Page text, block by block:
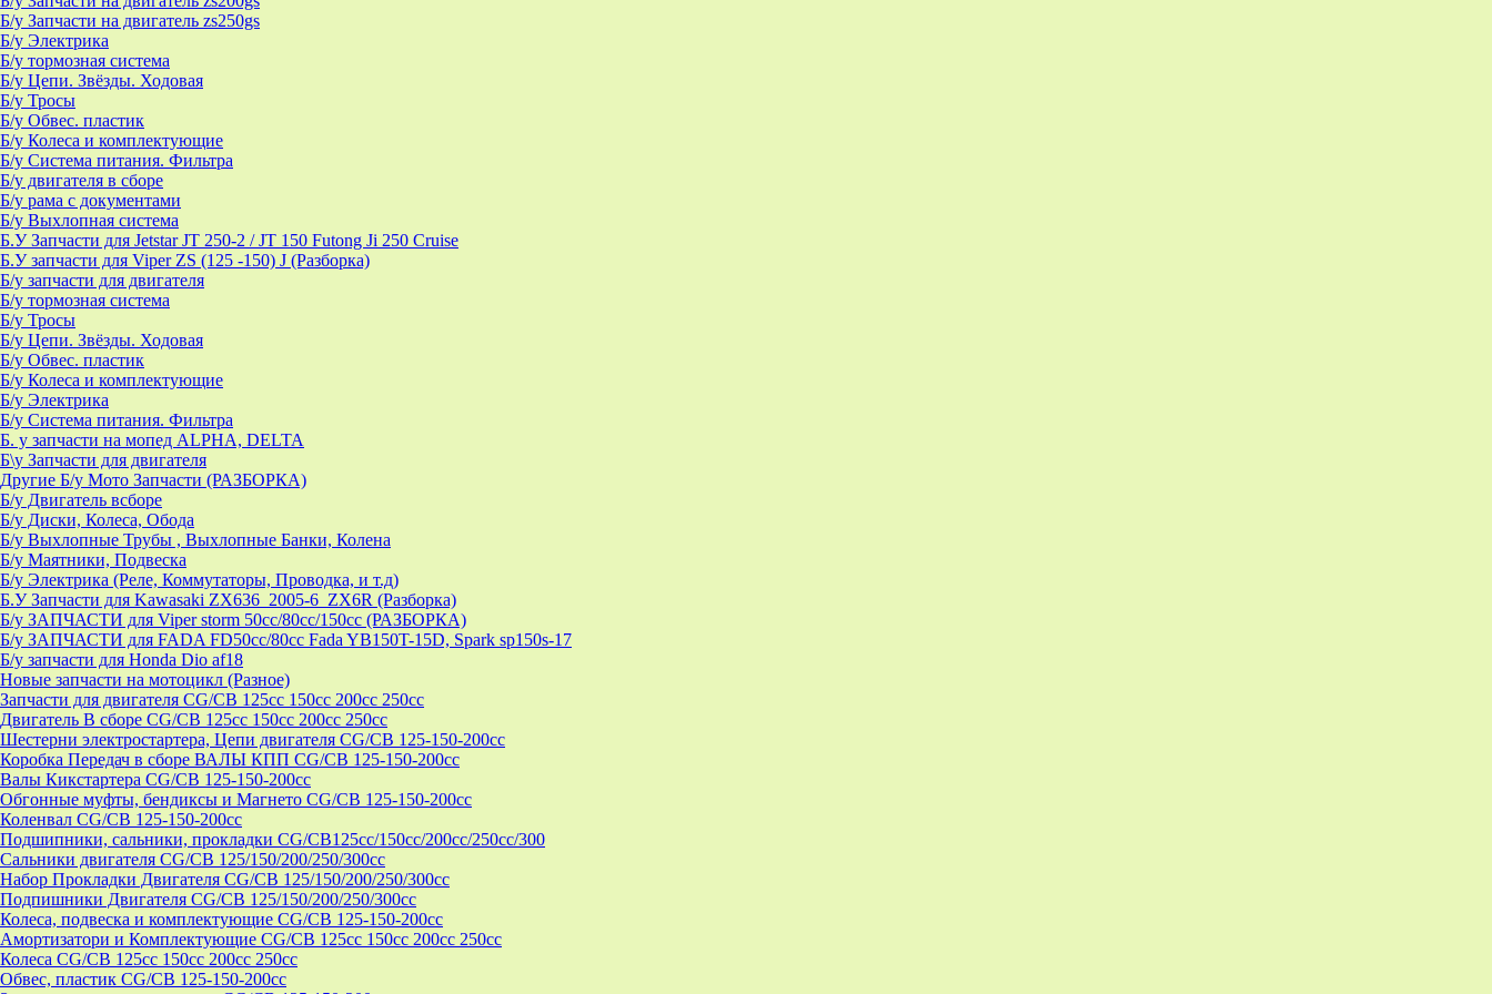
Б/у Запчасти на двигатель zs250gs
Б/у Электрика
Б/у тормозная система
Б/у Цепи. Звёзды. Ходовая
Б/у Тросы
Б/у Обвес. пластик
Б/у Колеса и комплектующие
Б/у Система питания. Фильтра
Б/у двигателя в сборе
Б/у рама с документами
Б/у Выхлопная система
Б.У Запчасти для Jetstar JT 250-2 / JT 150 Futong Ji 250 Cruise
Б.У запчасти для Viper ZS (125 -150) J (Разборка)
Б/у запчасти для двигателя
Б/у тормозная система
Б/у Тросы
Б/у Цепи. Звёзды. Ходовая
Б/у Обвес. пластик
Б/у Колеса и комплектующие
Б/у Электрика
Б/у Система питания. Фильтра
Б. у запчасти на мопед ALPHA, DELTA
Б\у Запчасти для двигателя
Другие Б/у Мото Запчасти (РАЗБОРКА)
Б/у Двигатель всборе
Б/у Диски, Колеса, Обода
Б/у Выхлопные Трубы , Выхлопные Банки, Колена
Б/у Маятники, Подвеска
Б/у Электрика (Реле, Коммутаторы, Проводка, и т.д)
Б.У Запчасти для Kawasaki ZX636_2005-6_ZX6R (Разборка)
Б/у ЗАПЧАСТИ для Viper storm 50cc/80cc/150cc (РАЗБОРКА)
Б/у ЗАПЧАСТИ для FADA FD50cc/80cc Fada YB150T-15D, Spark sp150s-17
Б/у запчасти для Honda Dio af18
Новые запчасти на мотоцикл (Разное)
Запчасти для двигателя CG/CB 125cc 150cc 200cc 250cc
Двигатель В сборе CG/CB 125cc 150cc 200cc 250cc
Шестерни электростартера, Цепи двигателя CG/CB 125-150-200cc
Коробка Передач в сборе ВАЛЫ КПП CG/CB 125-150-200cc
Валы Кикстартера CG/CB 125-150-200cc
Обгонные муфты, бендиксы и Магнето CG/CB 125-150-200cc
Коленвал CG/CB 125-150-200cc
Подшипники, сальники, прокладки CG/CB125сс/150cc/200cc/250cc/300
Сальники двигателя CG/CB 125/150/200/250/300cc
Набор Прокладки Двигателя CG/CB 125/150/200/250/300cc
Подпишники Двигателя CG/CB 125/150/200/250/300cc
Колеса, подвеска и комплектующие CG/CB 125-150-200cc
Амортизатори и Комплектующие CG/CB 125cc 150cc 200cc 250cc
Колеса CG/CB 125cc 150cc 200cc 250cc
Обвес, пластик CG/CB 125-150-200cc